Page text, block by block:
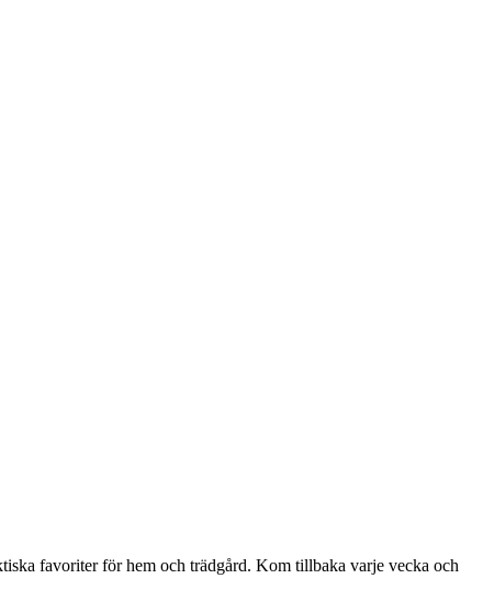
favoriter för hem och trädgård. Kom tillbaka varje vecka och